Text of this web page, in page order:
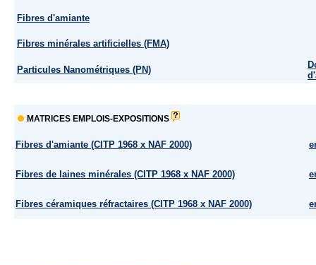
Fibres d'amiante
Fibres minérales artificielles (FMA)
Particules Nanométriques (PN)
MATRICES EMPLOIS-EXPOSITIONS
Fibres d'amiante (CITP 1968 x NAF 2000)
Fibres de laines minérales (CITP 1968 x NAF 2000)
Fibres céramiques réfractaires (CITP 1968 x NAF 2000)